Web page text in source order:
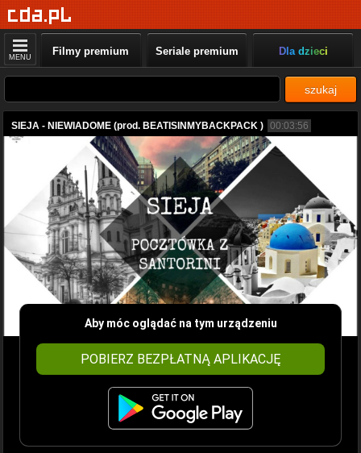
MENU Filmy premium Seriale premium Dla dzieci
szukaj
SIEJA - NIEWIADOME (prod. BEATISINMYBACKPACK ) 00:03:56
Aby móc oglądać na tym urządzeniu
POBIERZ BEZPŁATNĄ APLIKACJĘ